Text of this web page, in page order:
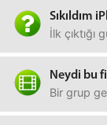
Sıkıldım
İlk
Neydi bu
Bir grup